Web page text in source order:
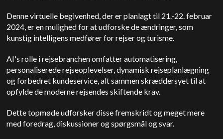
Denne virtuelle begivenhed, der er planlagt til 21.-22. februar
2024, er en mulighed for at udforske de ændringer, som
kunstig intelligens medfører for rejser og turisme.
AI's rolle i rejsebranchen omfatter automatisering,
personaliserede rejseoplevelser, dynamisk rejseplanlægning
og forbedret kundeservice, alt sammen skræddersyet til at
opfylde de moderne rejsendes skiftende krav.
Dette topmøde udforsker disse fremskridt og meget mere
med foredrag, diskussioner og spørgsmål og svar.